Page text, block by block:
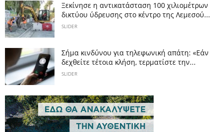
Ξεκίνησε η αντικατάσταση 100 χιλιομέτρων
δικτύου ύδρευσης στο κέντρο της Λεμεσού...
SLIDER
Σήμα κινδύνου για τηλεφωνική απάτη: «Εάν
δεχθείτε τέτοια κλήση, τερματίστε την...
SLIDER